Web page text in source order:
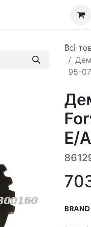
Всі
95-
E/
BRAND